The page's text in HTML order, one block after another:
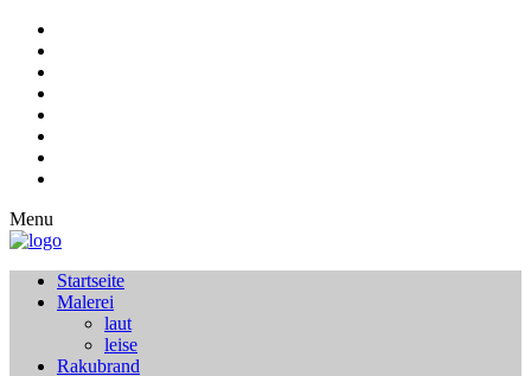
Menu
Startseite
Malerei
laut
leise
Rakubrand